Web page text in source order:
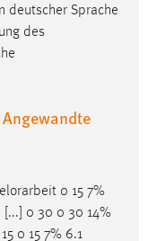
deutscher Sprache
des
0 15 7%
[...] 0 30 0 30 14%
15 0 15 7% 6.1